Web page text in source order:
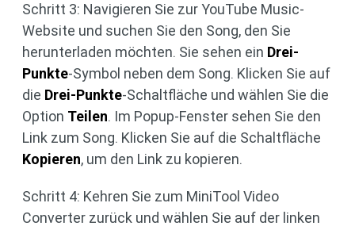
Schritt 3: Navigieren Sie zur YouTube Music-
Website und suchen Sie den Song, den Sie
herunterladen möchten. Sie sehen ein Drei-
Punkte-Symbol neben dem Song. Klicken Sie auf
die Drei-Punkte-Schaltfläche und wählen Sie die
Option Teilen. Im Popup-Fenster sehen Sie den
Link zum Song. Klicken Sie auf die Schaltfläche
Kopieren, um den Link zu kopieren.
Schritt 4: Kehren Sie zum MiniTool Video
Converter zurück und wählen Sie auf der linken